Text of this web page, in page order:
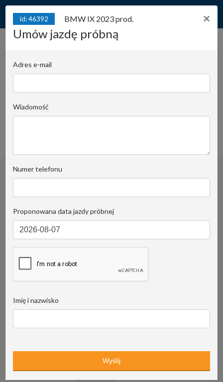
Stanowisko:T41
Krzysztof Kijewski
205 900 PLN netto
×
id: 46392 BMW IX 2023 prod.
Umów jazdę próbną
Adres e-mail
Wiadomość
Numer telefonu
Proponowana data jazdy próbnej
Imię i nazwisko